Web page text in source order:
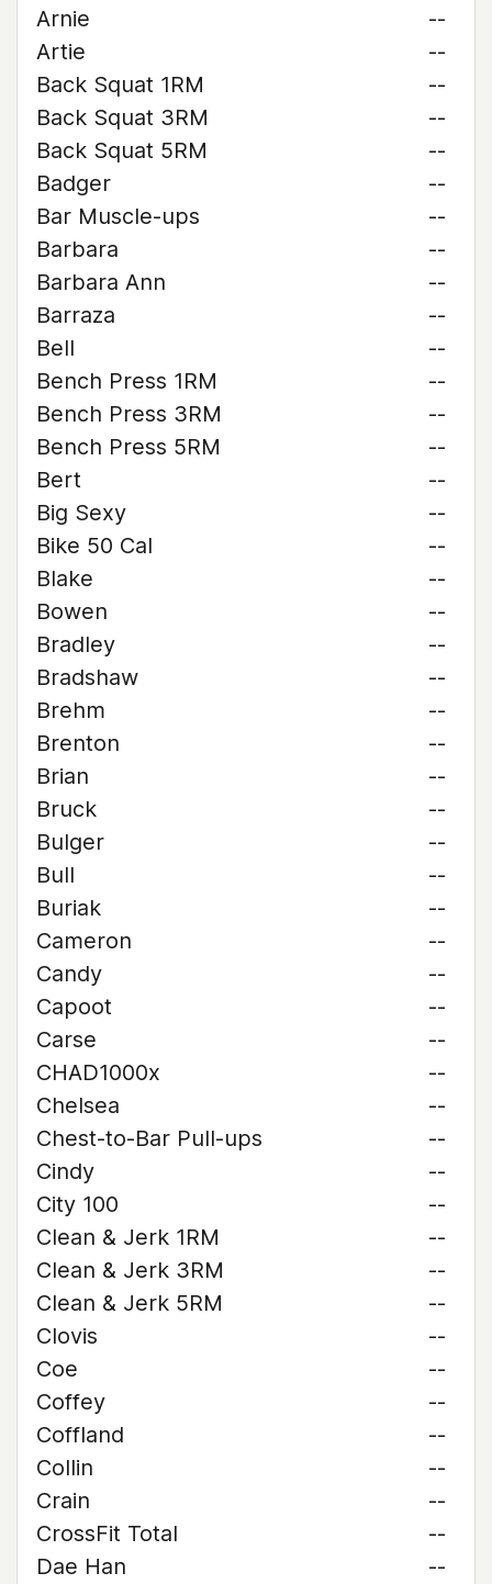
Arnie
--
Artie
--
Back Squat 1RM
--
Back Squat 3RM
--
Back Squat 5RM
--
Badger
--
Bar Muscle-ups
--
Barbara
--
Barbara Ann
--
Barraza
--
Bell
--
Bench Press 1RM
--
Bench Press 3RM
--
Bench Press 5RM
--
Bert
--
Big Sexy
--
Bike 50 Cal
--
Blake
--
Bowen
--
Bradley
--
Bradshaw
--
Brehm
--
Brenton
--
Brian
--
Bruck
--
Bulger
--
Bull
--
Buriak
--
Cameron
--
Candy
--
Capoot
--
Carse
--
CHAD1000x
--
Chelsea
--
Chest-to-Bar Pull-ups
--
Cindy
--
City 100
--
Clean & Jerk 1RM
--
Clean & Jerk 3RM
--
Clean & Jerk 5RM
--
Clovis
--
Coe
--
Coffey
--
Coffland
--
Collin
--
Crain
--
CrossFit Total
--
Dae Han
--